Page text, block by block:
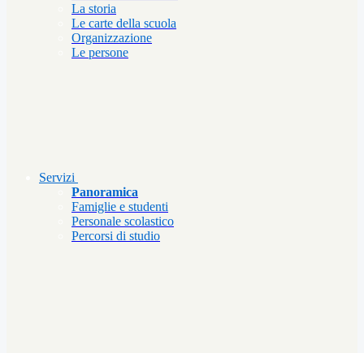
La storia
Le carte della scuola
Organizzazione
Le persone
Servizi
Panoramica
Famiglie e studenti
Personale scolastico
Percorsi di studio